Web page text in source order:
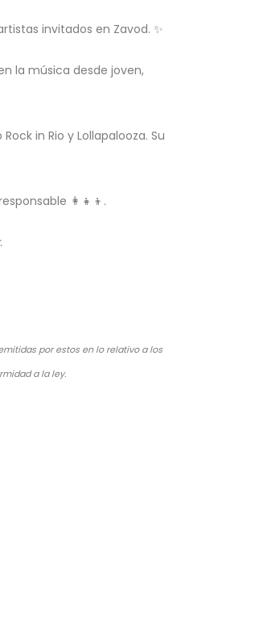
invitados en Zavod. ✨
la música desde joven,
in Rio y Lollapalooza. Su
👩‍👧‍👦.
por estos en lo relativo a los
a la ley.